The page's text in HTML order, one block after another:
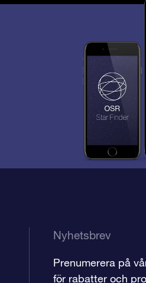
Nyhetsbrev
Prenumerera på
för rabatter och